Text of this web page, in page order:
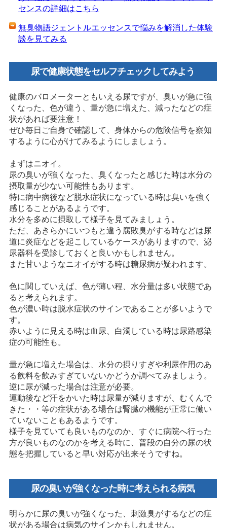
センスの詳細はこちら
無臭物語ジェントルエッセンスで悩みを解消した体験
談を見てみる
尿で健康状態をセルフチェックしてみよう
健康のバロメーターともいえる尿ですが、臭いが急に強
くなった、色が違う、量が急に増えた、減ったなどの症
状があれば要注意！
ぜひ毎日ご自身で確認して、身体からの危険信号を察知
するように心がけてみるようにしましょう。
まずはニオイ。
尿の臭いが強くなった、臭くなったと感じた時は水分の
摂取量が少ない可能性もあります。
特に病中病後など脱水症状になっている時は臭いを強く
感じることがあるようです。
水分を多めに摂取して様子を見てみましょう。
ただ、あきらかにいつもと違う腐敗臭がする時などは尿
道に炎症などを起こしているケースがありますので、泌
尿器科を受診しておくと良いかもしれません。
また甘いようなニオイがする時は糖尿病が疑われます。
色に関していえば、色が薄い程、水分量は多い状態であ
ると考えられます。
色が濃い時は脱水症状のサインであることが多いようで
す。
赤いように見える時は血尿、白濁している時は尿路感染
症の可能性も。
量が急に増えた場合は、水分の摂りすぎや利尿作用のあ
る飲料を飲みすぎていないかどうか調べてみましょう。
逆に尿が減った場合は注意が必要。
運動後など汗をかいた時は尿量が減りますが、むくんで
きた・・等の症状がある場合は腎臓の機能が正常に働い
ていないこともあるようです。
様子を見ていても良いものなのか、すぐに病院へ行った
方が良いものなのかを考える時に、普段の自分の尿の状
態を把握していると早い対応が出来そうですね。
尿の臭いが強くなった時に考えられる病気
明らかに尿の臭いが強くなった、刺激臭がするなどの症
状がある場合は病気のサインかもしれません。